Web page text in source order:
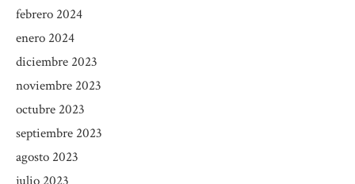
febrero 2024
enero 2024
diciembre 2023
noviembre 2023
octubre 2023
septiembre 2023
agosto 2023